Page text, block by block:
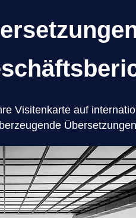
Visitenkarte auf